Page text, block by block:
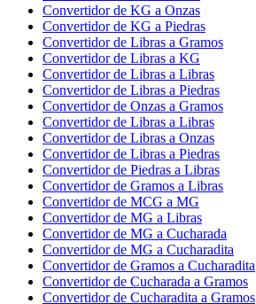
Convertidor de KG a Onzas
Convertidor de KG a Piedras
Convertidor de Libras a Gramos
Convertidor de Libras a KG
Convertidor de Libras a Libras
Convertidor de Libras a Piedras
Convertidor de Onzas a Gramos
Convertidor de Libras a Libras
Convertidor de Libras a Onzas
Convertidor de Libras a Piedras
Convertidor de Piedras a Libras
Convertidor de Gramos a Libras
Convertidor de MCG a MG
Convertidor de MG a Libras
Convertidor de MG a Cucharada
Convertidor de MG a Cucharadita
Convertidor de Gramos a Cucharadita
Convertidor de Cucharada a Gramos
Convertidor de Cucharadita a Gramos